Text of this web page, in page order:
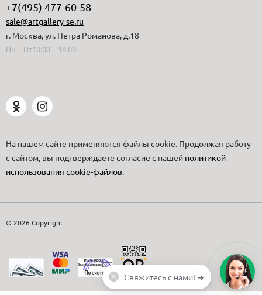
+7(495) 477-60-58
sale@artgallery-se.ru
г. Москва, ул. Петра Романова, д.18
Пн—Пт10:00—18:00
На нашем сайте применяются файлы cookie. Продолжая работу
с сайтом, вы подтверждаете согласие с нашей политикой
использования cookie-файлов.
© 2026 Copyright
Свяжитесь с нами! ➜